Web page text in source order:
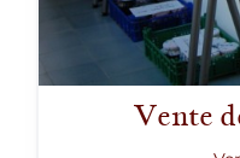
Vente